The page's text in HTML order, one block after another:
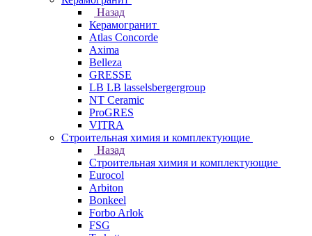
Назад
Керамогранит
Atlas Concorde
Axima
Belleza
GRESSE
LB LB lasselsbergergroup
NT Ceramic
ProGRES
VITRA
Строительная химия и комплектующие
Назад
Строительная химия и комплектующие
Eurocol
Arbiton
Bonkeel
Forbo Arlok
FSG